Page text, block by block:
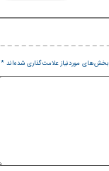
بخش‌های موردنیاز علامت‌گذاری شده‌اند*